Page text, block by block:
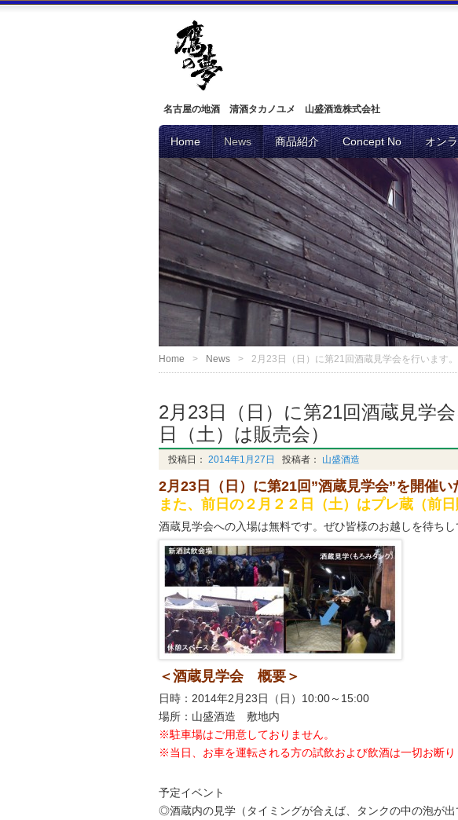
名古屋の地酒 清酒タカノユメ 山盛酒造株式会社
Home News 商品紹介 Concept No オン
Home News 2月23日（日）に第21回酒蔵見学会を行います
2月23日（日）に第21回酒蔵見学
日（土）は販売会）
投稿日： 2014年1月27日 投稿者： 山盛酒造
2月23日（日）に第21回”酒蔵見学会”を開催い
また、前日の２月２２日（土）はプレ蔵（前
酒蔵見学会への入場は無料です。ぜひ皆様のお越しを待ちし
＜酒蔵見学会 概要＞
日時：2014年2月23日（日）10:00～15:00
場所：山盛酒造 敷地内
※駐車場はご用意しておりません。
※当日、お車を運転される方の試飲および飲酒は一切お断り
予定イベント
◎酒蔵内の見学（タイミングが合えば、タンクの中の泡が出